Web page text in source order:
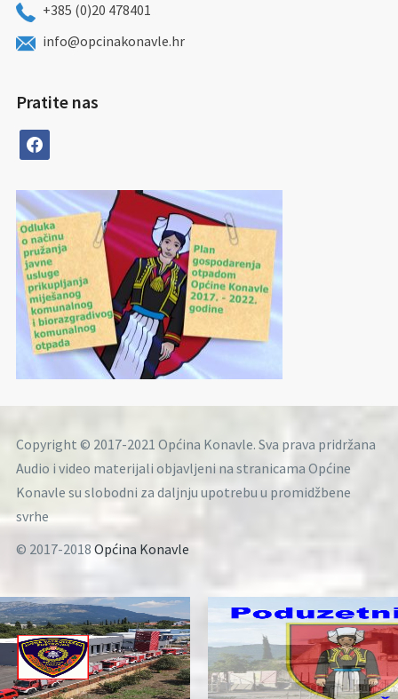
+385 (0)20 478401
info@opcinakonavle.hr
Pratite nas
facebook
Copyright © 2017-2021 Općina Konavle. Sva prava pridržana
Audio i video materijali objavljeni na stranicama Općine
Konavle su slobodni za daljnju upotrebu u promidžbene
svrhe
© 2017-2018 Općina Konavle